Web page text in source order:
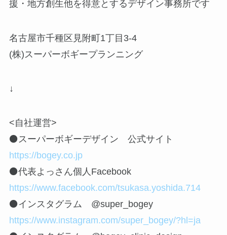
援・地方創生他を得意とするデザイン事務所です
名古屋市千種区見附町1丁目3-4
(株)スーパーボギープランニング
↓
<自社運営>
⚫️スーパーボギーデザイン 公式サイト
https://bogey.co.jp
⚫️代表よっさん個人Facebook
https://www.facebook.com/tsukasa.yoshida.714
⚫️インスタグラム @super_bogey
https://www.instagram.com/super_bogey/?hl=ja